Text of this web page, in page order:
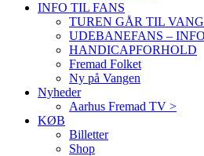
INFO TIL FANS
TUREN GÅR TIL
UDEBANEFANS – INFO
HANDICAPFORHOLD
Fremad Folket
Ny på Vangen
Nyheder
Aarhus Fremad TV >
KØB
Billetter
Shop